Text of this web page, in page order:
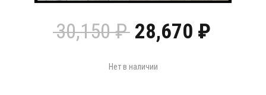
30,150₽ цена
30,150 ₽.
28,670 ₽
Нет в наличии